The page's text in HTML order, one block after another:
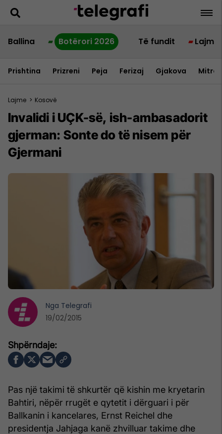
Ballina Botërori 2026 Të fundit Lajme
Prishtina Prizreni Peja Ferizaj Gjakova
Lajme > Kosovë
Invalidi i UÇK-së, ish-ambasadorit
gjerman: Sonte do të nisem për
Gjermani
Pas një takimi të shkurtër që kishin me kryetarin
Bahtiri, nëpër rrugët e qytetit i dërguari i për
Ballkanin i kancelares, Ernst Reichel dhe
presidentja Jahjaga kanë zhvilluar takime dhe
Nga Telegrafi
19/02/2015